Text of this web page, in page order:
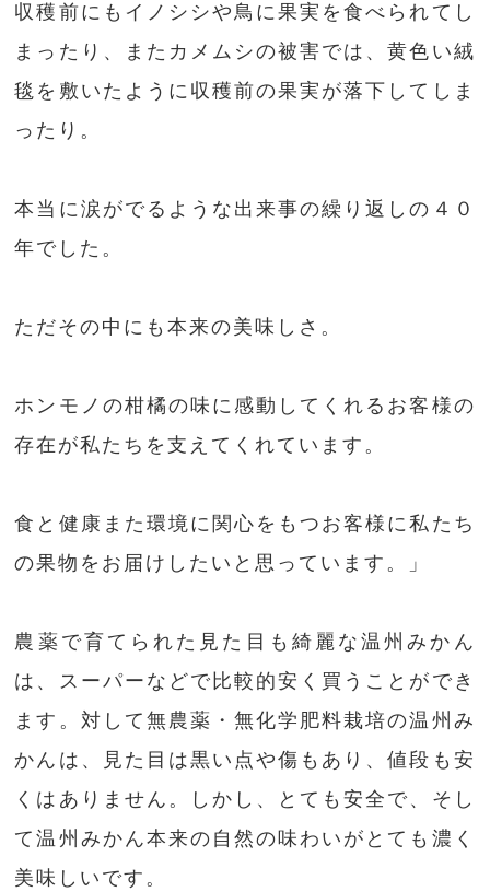
収穫前にもイノシシや鳥に果実を食べられてし
まったり、またカメムシの被害では、黄色い絨
毯を敷いたように収穫前の果実が落下してしま
ったり。
本当に涙がでるような出来事の繰り返しの４０
年でした。
ただその中にも本来の美味しさ。
ホンモノの柑橘の味に感動してくれるお客様の
存在が私たちを支えてくれています。
食と健康また環境に関心をもつお客様に私たち
の果物をお届けしたいと思っています。」
農薬で育てられた見た目も綺麗な温州みかん
は、スーパーなどで比較的安く買うことができ
ます。対して無農薬・無化学肥料栽培の温州み
かんは、見た目は黒い点や傷もあり、値段も安
くはありません。しかし、とても安全で、そし
て温州みかん本来の自然の味わいがとても濃く
美味しいです。